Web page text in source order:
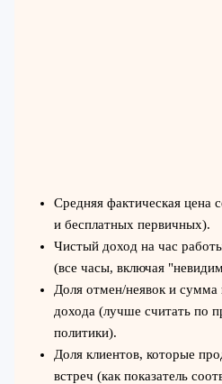
Средняя фактическая цена
и бесплатных первичных).
Чистый доход на час
(все часы, включая
Доля отмен/неявок и сумма
дохода (лучше считать по
политики).
Доля клиентов, которые
встреч (как показатель